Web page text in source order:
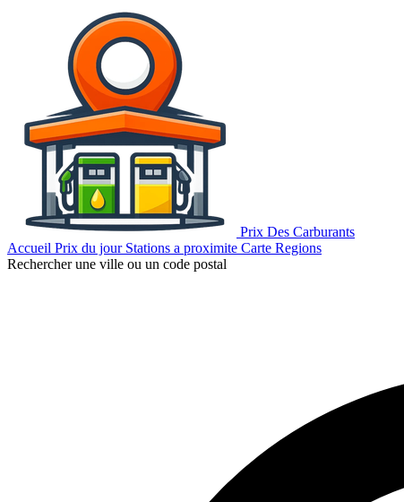
Prix Des Carburants
Accueil Prix du jour Stations a proximite Carte Regions
Rechercher une ville ou un code postal